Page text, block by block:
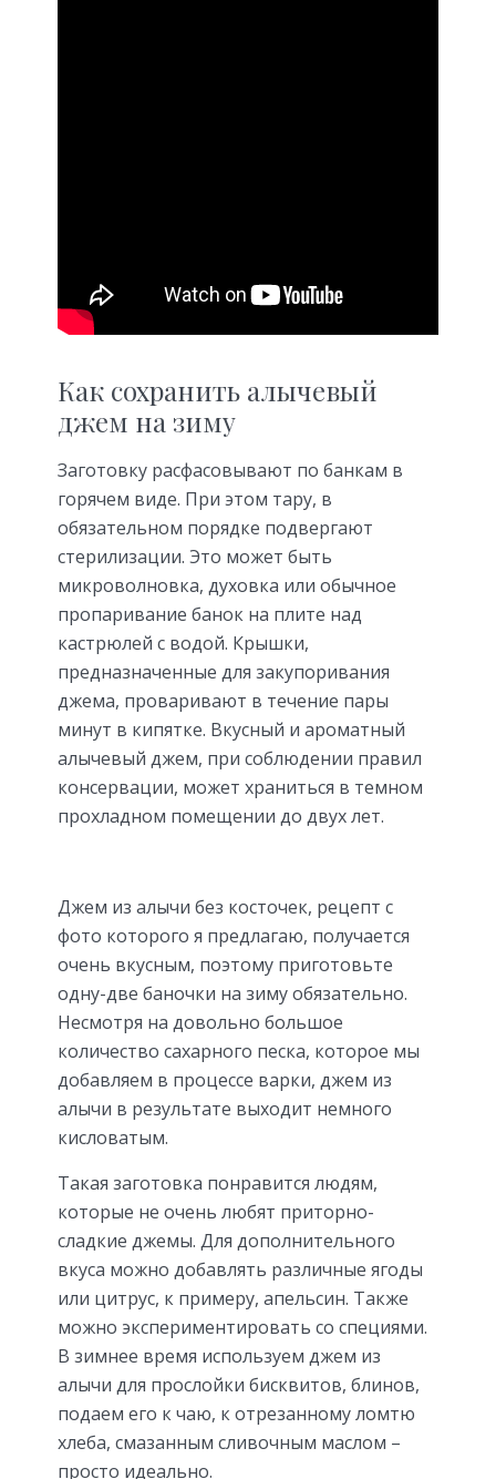
Как сохранить алычевый
джем на зиму
Заготовку расфасовывают по банкам в
горячем виде. При этом тару, в
обязательном порядке подвергают
стерилизации. Это может быть
микроволновка, духовка или обычное
пропаривание банок на плите над
кастрюлей с водой. Крышки,
предназначенные для закупоривания
джема, проваривают в течение пары
минут в кипятке. Вкусный и ароматный
алычевый джем, при соблюдении правил
консервации, может храниться в темном
прохладном помещении до двух лет.
Джем из алычи без косточек, рецепт с
фото которого я предлагаю, получается
очень вкусным, поэтому приготовьте
одну-две баночки на зиму обязательно.
Несмотря на довольно большое
количество сахарного песка, которое мы
добавляем в процессе варки, джем из
алычи в результате выходит немного
кисловатым.
Такая заготовка понравится людям,
которые не очень любят приторно-
сладкие джемы. Для дополнительного
вкуса можно добавлять различные ягоды
или цитрус, к примеру, апельсин. Также
можно экспериментировать со специями.
В зимнее время используем джем из
алычи для прослойки бисквитов, блинов,
подаем его к чаю, к отрезанному ломтю
хлеба, смазанным сливочным маслом –
просто идеально.